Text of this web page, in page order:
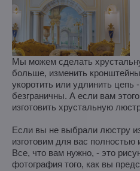
Мы можем сделать
больше, изменить
укоротить или удлинить цепь
безграничны. А если вам
изготовить хрустальную
Если вы не выбрали люстру
изготовим для вас
Все, что вам нужно, - это
фотография того, как вы